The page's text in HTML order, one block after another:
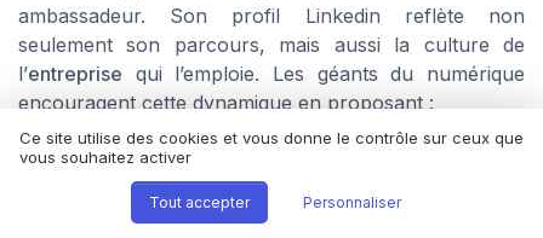
ambassadeur. Son profil Linkedin reflète non
seulement son parcours, mais aussi la culture de
l’entreprise qui l’emploie. Les géants du numérique
encouragent cette dynamique en proposant :
des formations internes à l’usage desmedias
;
des lignes directrices pour lecontenu
Ce site utilise des cookies et vous donne le contrôle sur ceux que
vous souhaitez activer
Tout accepter Personnaliser